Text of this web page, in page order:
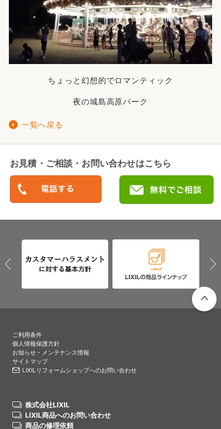
ちょっと幻想的でロマンティック
夜の城島高原パーク
一覧へ戻る
お見積・ご相談・お問い合わせはこちら
ご利用条件
個人情報保護方針
お知らせ・メンテナンス情報
サイトマップ
LIXILリフォームショップへのお問い合わせ
株式会社LIXIL
LIXIL商品へのお問い合わせ
商品の修理依頼